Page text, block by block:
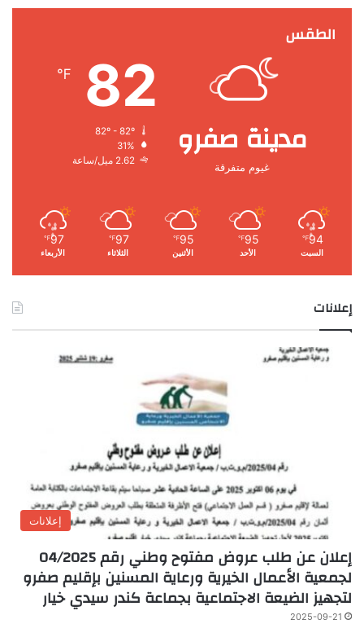
الطقس
مدينة صفرو
غيوم متفرقة
82
℉
31%
2.62 ميل/ساعة
94
℉
السبت
95
℉
الأحد
95
℉
الأثنين
97
℉
الثلاثاء
97
℉
الأربعاء
إعلانات
إعلانات
إعلان عن طلب عروض مفتوح وطني رقم 04/2025
لجمعية الأعمال الخيرية ورعاية المسنين بإقليم صفرو
لتجهيز الضيعة الاجتماعية بجماعة كندر سيدي خيار
2025-09-21